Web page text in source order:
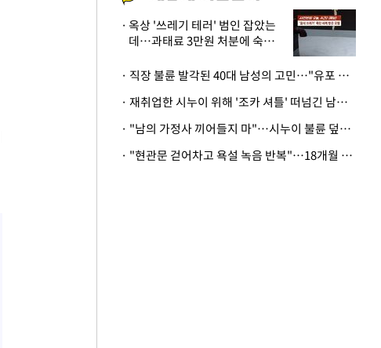
옥상 '쓰레기 테러' 범인 잡았는
데…과태료 3만원 처분에 숙박업
· 직장 불륜 발각된 40대 남성의 고민…"유포 동료 명예훼손·협박죄 고소 가능할까"
· 재취업한 시누이 위해 '조카 셔틀' 떠넘긴 남편…아내 "난 못한다"
· "남의 가정사 끼어들지 마"…시누이 불륜 덮으려는 남편에 억울한 아내
· "현관문 걷어차고 욕설 녹음 반복"…18개월 아기 키우는 집 뒤흔든 '앞집의 비극'